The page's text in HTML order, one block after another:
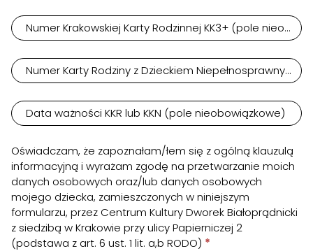
Numer Krakowskiej Karty Rodzinnej KK3+ (pole
Numer Karty Rodziny z Dzieckiem Niepełnosprawnym
Data ważności KKR lub KKN (pole nieobowiązkowe)
Oświadczam, że zapoznałam/łem się z ogólną klauzulą
informacyjną i wyrażam zgodę na przetwarzanie moich
danych osobowych oraz/lub danych osobowych
mojego dziecka, zamieszczonych w niniejszym
formularzu, przez Centrum Kultury Dworek Białoprądnicki
z siedzibą w Krakowie przy ulicy Papierniczej 2
(podstawa z art. 6 ust. 1 lit. a,b RODO) *